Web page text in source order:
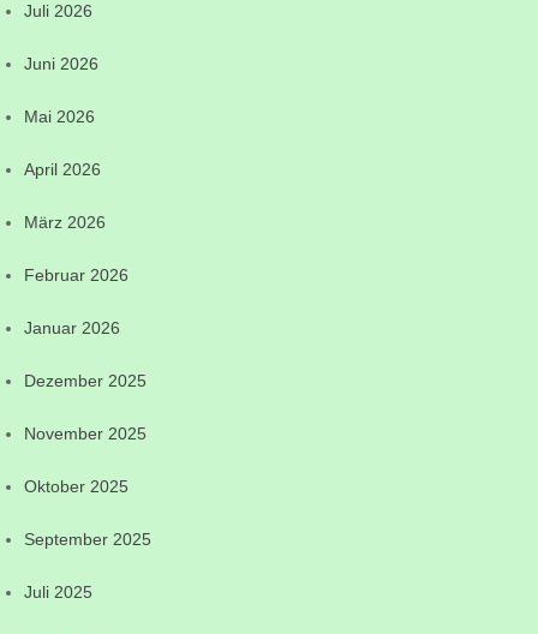
Juli 2026
Juni 2026
Mai 2026
April 2026
März 2026
Februar 2026
Januar 2026
Dezember 2025
November 2025
Oktober 2025
September 2025
Juli 2025